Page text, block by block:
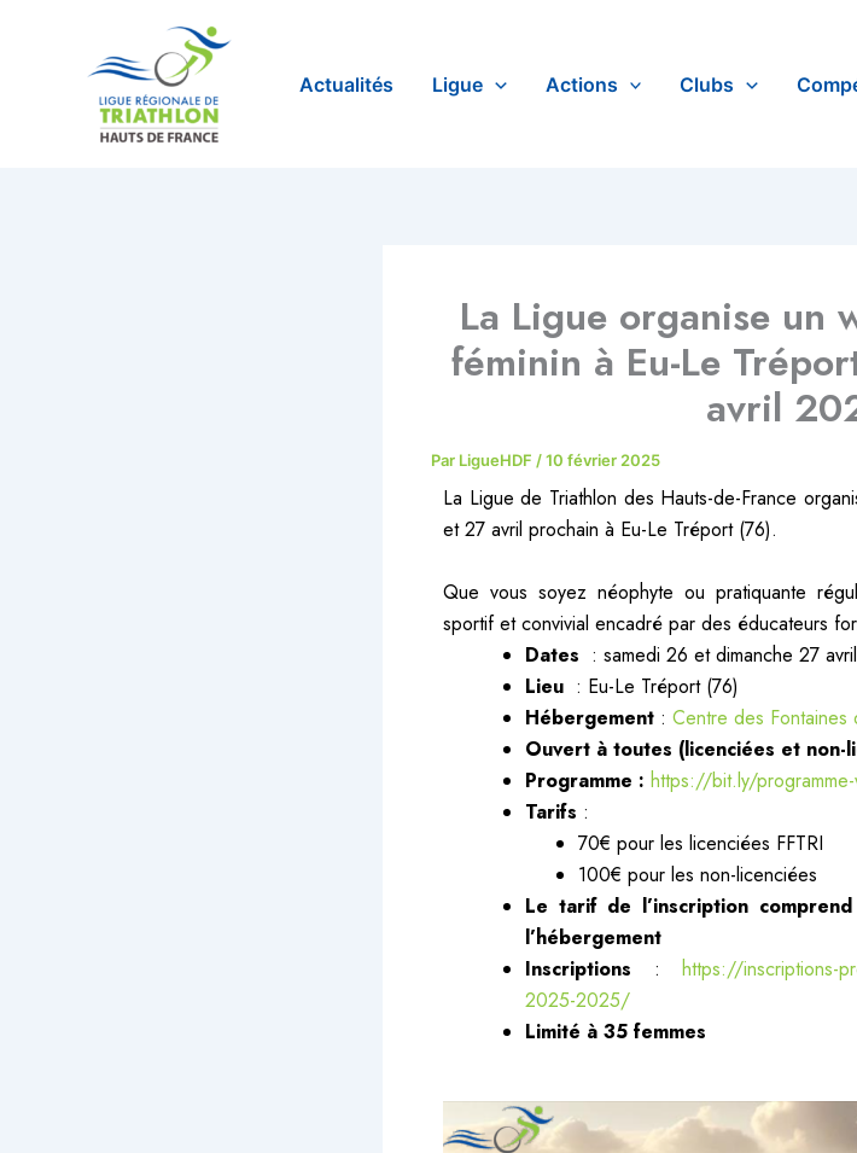
Actualités Ligue Actions Clubs
La Ligue organise un
féminin à Eu-Le
avril
Par LigueHDF /10 février 2025
La Ligue de Triathlon des Hauts-de-France
et 27 avril prochain à Eu-Le Tréport (76).
Que vous soyez néophyte ou pratiquante
sportif et convivial encadré par des éducateurs
Dates : samedi 26 et dimanche 27
Lieu : Eu-Le Tréport (76)
Hébergement : Centre des Fontaines
Ouvert à toutes (licenciées et non-
Programme : https://bit.ly/
Tarifs :
70€ pour les licenciées FFTRI
100€ pour les non-licenciées
Le tarif de l’inscription
l’hébergement
Inscriptions : https://inscriptions-
2025-2025/
Limité à 35 femmes